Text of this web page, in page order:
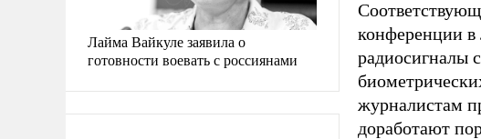
Лайма Вайкуле заявила о
готовности воевать с россиянами
конференции
радиосигналы
журналистам
доработают